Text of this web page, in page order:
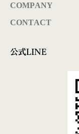
COMPANY
CONTACT
公式LINE